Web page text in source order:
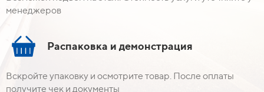
менеджеров
Распаковка и демонстрация
Вскройте упаковку и осмотрите товар. После оплаты
получите чек и документы